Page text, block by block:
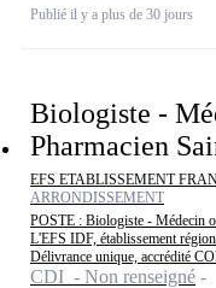
Publié il y a plus de 30 jours
Biologiste -
Pharmacien
EFS ETABLISSEMENT
ARRONDISSEMENT
POSTE : Biologiste - Médecin
L'EFS IDF, établissement
Délivrance unique, accrédité
CDI - Non renseigné